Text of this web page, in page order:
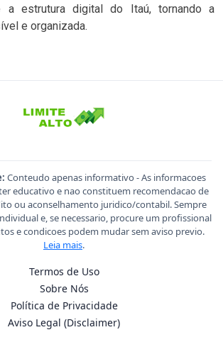
a estrutura digital do Itaú, tornando a
e organizada.
Conteudo apenas informativo - As informacoes
educativo e nao constituem recomendacao de
ou aconselhamento juridico/contabil. Sempre
e, se necessario, procure um profissional
e condicoes podem mudar sem aviso previo.
Leia mais.
Termos de Uso
Sobre Nós
Política de Privacidade
Aviso Legal (Disclaimer)